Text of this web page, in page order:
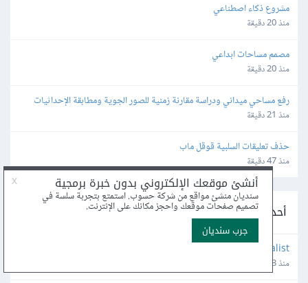
مشروع ذكاء اصطناعي
منذ 20 دقيقة
مصمم مساحات ابداعي
منذ 20 دقيقة
والمعالم
منذ 21 دقيقة
حذف تعليقات السلبية قوقل ماب
منذ 47 دقيقة
أحدث الوظائف عن بعد على موقع بعيد
Confidence Way : Finance Operations Specialist
منذ 3 ساعة